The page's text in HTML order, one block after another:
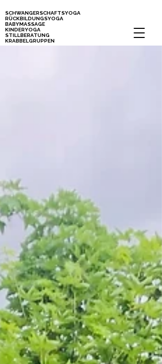
SCHWANGERSCHAFTSYOGA
RÜCKBILDUNGSYOGA
BABYMASSAGE
KINDERYOGA
STILLBERATUNG
KRABBELGRUPPEN